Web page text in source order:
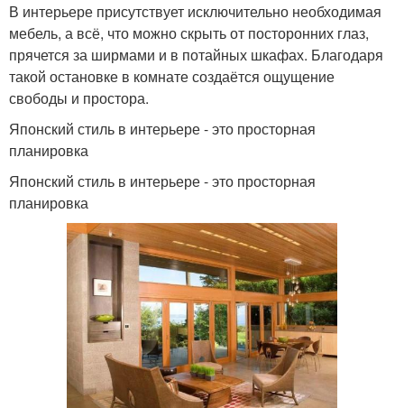
В интерьере присутствует исключительно необходимая
мебель, а всё, что можно скрыть от посторонних глаз,
прячется за ширмами и в потайных шкафах. Благодаря
такой остановке в комнате создаётся ощущение
свободы и простора.
Японский стиль в интерьере - это просторная
планировка
Японский стиль в интерьере - это просторная
планировка